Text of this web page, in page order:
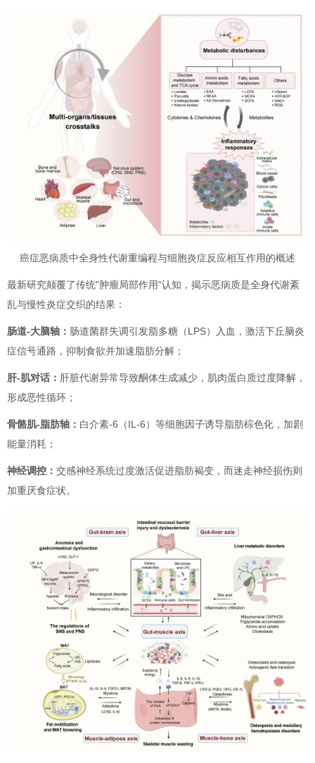
癌症恶病质中全身性代谢重编程与细胞炎症反应相互作用的概述
最新研究颠覆了传统"肿瘤局部作用"认知，揭示恶病质是全身代谢紊
乱与慢性炎症交织的结果：
肠道-大脑轴： 肠道菌群失调引发脂多糖（LPS）入血，激活下丘脑炎
症信号通路，抑制食欲并加速脂肪分解；
肝-肌对话： 肝脏代谢异常导致酮体生成减少，肌肉蛋白质过度降解，
形成恶性循环；
骨骼肌-脂肪轴： 白介素-6（IL-6）等细胞因子诱导脂肪棕色化，加剧
能量消耗；
神经调控： 交感神经系统过度激活促进脂肪褐变，而迷走神经损伤则
加重厌食症状。